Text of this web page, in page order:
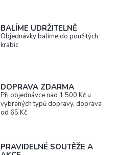
BALÍME UDRŽITELNĚ
Objednávky balíme do použitých
krabic
DOPRAVA ZDARMA
Při objednávce nad 1 500 Kč u
vybraných typů dopravy, doprava
od 65 Kč
PRAVIDELNÉ SOUTĚŽE A